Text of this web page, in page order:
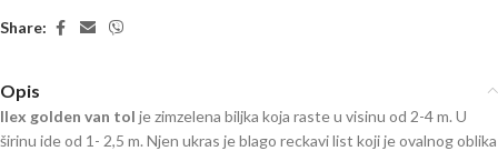
Share:
Opis
Ilex golden van tol je zimzelena biljka koja raste u visinu od 2-4 m. U
širinu ide od 1- 2,5 m. Njen ukras je blago reckavi list koji je ovalnog oblika